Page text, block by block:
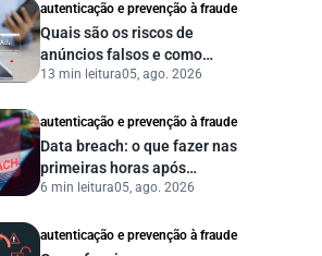
autenticação e prevenção à fraude
Quais são os riscos de
anúncios falsos e como
proteger seu negócio?
13 min leitura05, ago. 2026
autenticação e prevenção à fraude
Data breach: o que fazer nas
primeiras horas após
vazamento de dados?
6 min leitura05, ago. 2026
autenticação e prevenção à fraude